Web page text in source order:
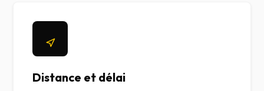
Distance et délai